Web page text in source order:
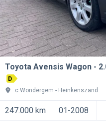
Toyota Avensis Wagon
D
c Wondergem
Heinkenszand
247.000 km 01-2008